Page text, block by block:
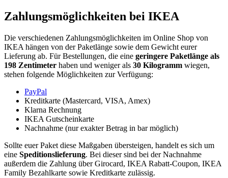
Zahlungsmöglichkeiten bei IKEA
Die verschiedenen Zahlungsmöglichkeiten im Online Shop von
IKEA hängen von der Paketlänge sowie dem Gewicht eurer
Lieferung ab. Für Bestellungen, die eine geringere Paketlänge als
198 Zentimeter haben und weniger als 30 Kilogramm wiegen,
stehen folgende Möglichkeiten zur Verfügung:
PayPal
Kreditkarte (Mastercard, VISA, Amex)
Klarna Rechnung
IKEA Gutscheinkarte
Nachnahme (nur exakter Betrag in bar möglich)
Sollte euer Paket diese Maßgaben übersteigen, handelt es sich um
eine Speditionslieferung. Bei dieser sind bei der Nachnahme
außerdem die Zahlung über Girocard, IKEA Rabatt-Coupon, IKEA
Family Bezahlkarte sowie Kreditkarte zulässig.